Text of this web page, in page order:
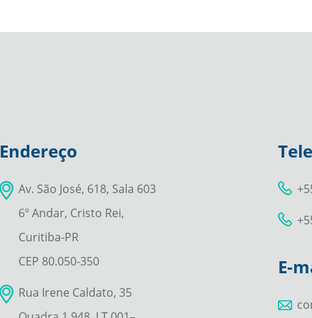
Endereço
Av. São José, 618, Sala 603
6º Andar, Cristo Rei,
Curitiba-PR
CEP 80.050-350
Rua Irene Caldato, 35
E-